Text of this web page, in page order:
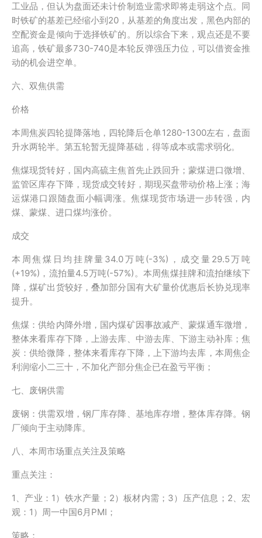
工业品，但认为盘面还未计价制造业需求即将走弱这个点。同
时铁矿的基差已经缩小到20，从基差的角度出发，黑色内部的
空配资金是倾向于选择铁矿的。所以综合下来，观点还是不要
追高，铁矿最多730-740是本轮反弹强压力位，可以借资金推
动的机会进空单。
六、双焦供需
价格
本周焦炭四轮提降落地，四轮降后仓单1280-1300左右，盘面
升水两轮半。第五轮暂无提降基础，得等成本或需求弱化。
焦煤现货转好，国内高硫主焦首先止跌回升；蒙煤进口微增、
监管区库存下降，现货成交转好，期现买盘带动价格上涨；海
运煤港口跟随盘面小幅调涨。焦煤现货市场进一步转强，内
煤、蒙煤、进口煤均涨价。
成交
本周焦煤日均挂牌量34.0万吨(-3%)，成交量29.5万吨
(+19%)，流拍量4.5万吨(-57%)。本周焦煤挂牌和流拍继续下
降，煤矿出货较好，叠加部分国有大矿量价优惠后长协兑现率
提升。
焦煤：供给内降外增，国内煤矿因事故减产、蒙煤通车微增，
整体来看库存下降，上游去库、中游去库、下游主动补库；焦
炭：供给微降，整体来看库存下降，上下游均去库，本周焦企
利润缩小二三十，不加化产部分焦企已在盈亏平衡；
七、废钢供需
废钢：供需双增，钢厂库存降、基地库存增，整体库存降。钢
厂倾向于主动降库。
八、本周市场重点关注及策略
重点关注：
1、产业：1）铁水产量；2）板材内需；3）压产信息；2、宏
观：1）周一中国6月PMI；
策略：